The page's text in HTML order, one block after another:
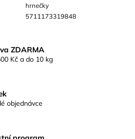
hrnečky
5711173319848
ZDARMA
Kč a do 10 kg
objednávce